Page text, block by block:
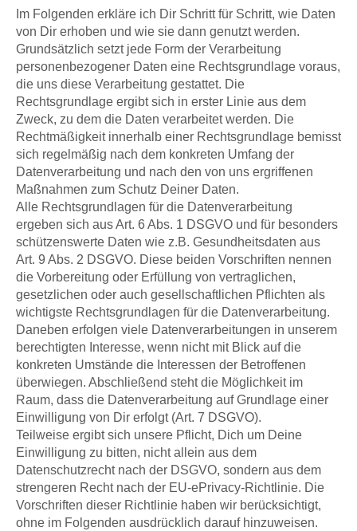
Im Folgenden erkläre ich Dir Schritt für Schritt, wie Daten
von Dir erhoben und wie sie dann genutzt werden.
Grundsätzlich setzt jede Form der Verarbeitung
personenbezogener Daten eine Rechtsgrundlage voraus,
die uns diese Verarbeitung gestattet. Die
Rechtsgrundlage ergibt sich in erster Linie aus dem
Zweck, zu dem die Daten verarbeitet werden. Die
Rechtmäßigkeit innerhalb einer Rechtsgrundlage bemisst
sich regelmäßig nach dem konkreten Umfang der
Datenverarbeitung und nach den von uns ergriffenen
Maßnahmen zum Schutz Deiner Daten.
Alle Rechtsgrundlagen für die Datenverarbeitung
ergeben sich aus Art. 6 Abs. 1 DSGVO und für besonders
schützenswerte Daten wie z.B. Gesundheitsdaten aus
Art. 9 Abs. 2 DSGVO. Diese beiden Vorschriften nennen
die Vorbereitung oder Erfüllung von vertraglichen,
gesetzlichen oder auch gesellschaftlichen Pflichten als
wichtigste Rechtsgrundlagen für die Datenverarbeitung.
Daneben erfolgen viele Datenverarbeitungen in unserem
berechtigten Interesse, wenn nicht mit Blick auf die
konkreten Umstände die Interessen der Betroffenen
überwiegen. Abschließend steht die Möglichkeit im
Raum, dass die Datenverarbeitung auf Grundlage einer
Einwilligung von Dir erfolgt (Art. 7 DSGVO).
Teilweise ergibt sich unsere Pflicht, Dich um Deine
Einwilligung zu bitten, nicht allein aus dem
Datenschutzrecht nach der DSGVO, sondern aus dem
strengeren Recht nach der EU-ePrivacy-Richtlinie. Die
Vorschriften dieser Richtlinie haben wir berücksichtigt,
ohne im Folgenden ausdrücklich darauf hinzuweisen.